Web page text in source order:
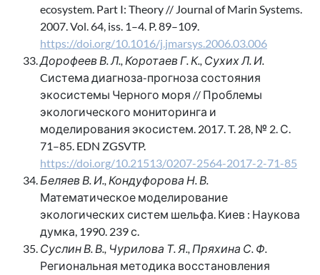
ecosystem. Part I: Theory // Journal of Marin Systems.
2007. Vol. 64, iss. 1–4. P. 89–109.
https://doi.org/10.1016/j.jmarsys.2006.03.006
Дорофеев В. Л., Коротаев Г. К., Сухих Л. И.
Cистема диагноза-прогноза состояния
экосистемы Черного моря // Проблемы
экологического мониторинга и
моделирования экосистем. 2017. T. 28, № 2. С.
71–85. EDN ZGSVTP.
https://doi.org/10.21513/0207-2564-2017-2-71-85
Беляев В. И., Кондуфорова Н. В.
Математическое моделирование
экологических систем шельфа. Киев : Наукова
думка, 1990. 239 с.
Суслин В. В., Чурилова Т. Я., Пряхина С. Ф.
Региональная методика восстановления